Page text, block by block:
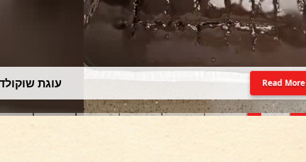
עוגת Read More